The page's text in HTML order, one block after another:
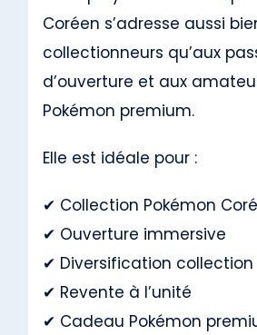
Coréen s’adresse aussi
collectionneurs qu’aux
d’ouverture et aux
Pokémon premium.
Elle est idéale pour :
✔ Collection Pokémon
✔ Ouverture immersive
✔ Diversification collection
✔ Revente à l’unité
✔ Cadeau Pokémon